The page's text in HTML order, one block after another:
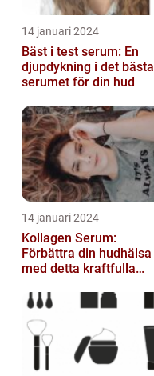
14 januari 2024
Bäst i test serum: En
djupdykning i det bästa
serumet för din hud
14 januari 2024
Kollagen Serum:
Förbättra din hudhälsa
med detta kraftfulla